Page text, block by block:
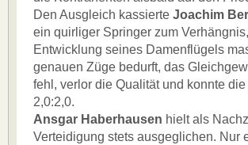
Den Ausgleich kassierte Joachim
ein quirliger Springer zum
Entwicklung seines Damenflügels
genauen Züge bedurft, das
fehl, verlor die Qualität und konnte
2,0:2,0.
Ansgar Haberhausen hielt als
Verteidigung stets ausgeglichen. Nur